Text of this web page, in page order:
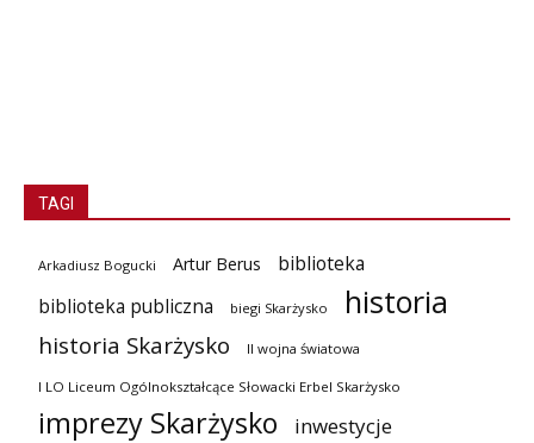
TAGI
Arkadiusz Bogucki Artur Berus
biblioteka
biblioteka publiczna
biegi Skarżysko historia
historia Skarżysko II wojna światowa
I LO Liceum Ogólnokształcące Słowacki Erbel Skarżysko
imprezy Skarżysko inwestycje